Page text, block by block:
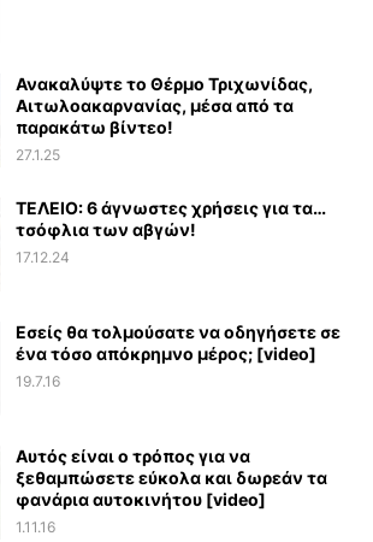
Ανακαλύψτε το Θέρμο Τριχωνίδας,
Αιτωλοακαρνανίας, μέσα από τα
παρακάτω βίντεο!
27.1.25
ΤΕΛΕΙΟ: 6 άγνωστες χρήσεις για τα…
τσόφλια των αβγών!
17.12.24
Εσείς θα τολμούσατε να οδηγήσετε σε
ένα τόσο απόκρημνο μέρος; [video]
19.7.16
Αυτός είναι ο τρόπος για να
ξεθαμπώσετε εύκολα και δωρεάν τα
φανάρια αυτοκινήτου [video]
1.11.16